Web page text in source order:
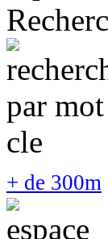
+ de 300m